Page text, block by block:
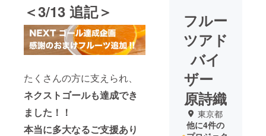
＜3/13 追記＞
たくさんの方に支えられ、
ネクストゴールも達成でき
ました！！
本当に多大なるご支援あり
フルー
ツアド
バイ
ザー
原詩織
東京都
他に4件の